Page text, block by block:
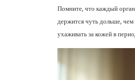
Помните, что каждый
держится чуть дольше,
ухаживать за кожей в